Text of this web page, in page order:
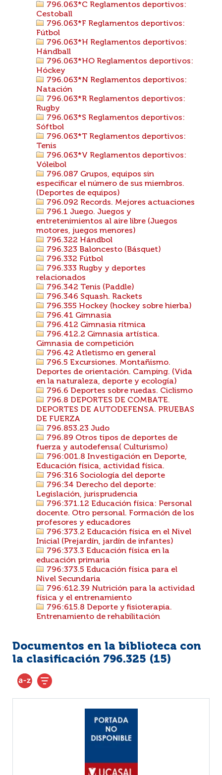
796.063*C Reglamentos deportivos:
Cestoball
796.063*F Reglamentos deportivos:
Fútbol
796.063*H Reglamentos deportivos:
Hándball
796.063*HO Reglamentos deportivos:
Hóckey
796.063*N Reglamentos deportivos:
Natación
796.063*R Reglamentos deportivos:
Rugby
796.063*S Reglamentos deportivos:
Sóftbol
796.063*T Reglamentos deportivos:
Tenis
796.063*V Reglamentos deportivos:
Vóleibol
796.087 Grupos, equipos sin
especificar el número de sus miembros.
(Deportes de equipos)
796.092 Records. Mejores actuaciones
796.1 Juego. Juegos y
entretenimientos al aire libre (Juegos
motores, juegos menores)
796.322 Hándbol
796.323 Baloncesto (Básquet)
796.332 Fútbol
796.333 Rugby y deportes
relacionados
796.342 Tenis (Paddle)
796.346 Squash. Rackets
796.355 Hockey (hockey sobre hierba)
796.41 Gimnasia
796.412 Gimnasia rítmica
796.412.2 Gimnasia artística.
Gimnasia de competición
796.42 Atletismo en general
796.5 Excursiones. Montañismo.
Deportes de orientación. Camping. (Vida
en la naturaleza, deporte y ecología)
796.6 Deportes sobre ruedas. Ciclismo
796.8 DEPORTES DE COMBATE.
DEPORTES DE AUTODEFENSA. PRUEBAS
DE FUERZA
796.853.23 Judo
796.89 Otros tipos de deportes de
fuerza y autodefensa( Culturismo)
796:001.8 Investigación en Deporte,
Educación física, actividad física.
796:316 Sociología del deporte
796:34 Derecho del deporte:
Legislación, jurisprudencia
796:371.12 Educación física: Personal
docente. Otro personal. Formación de los
profesores y educadores
796:373.2 Educación física en el Nivel
Inicial (Prejardín, jardín de infantes)
796:373.3 Educación física en la
educación primaria
796:373.5 Educación física para el
Nivel Secundaria
796:612.39 Nutrición para la actividad
física y el entrenamiento
796:615.8 Deporte y fisioterapia.
Entrenamiento de rehabilitación
Documentos en la biblioteca con
la clasificación 796.325 (15)